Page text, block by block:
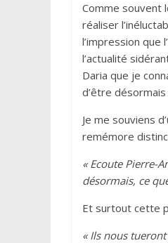
Comme souvent
réaliser
l’impression que
l’actualité
Daria que je
d’être
Je me souviens
remémore
« Ecoute Pierre-
désormais, ce
Et surtout cette
« Ils nous